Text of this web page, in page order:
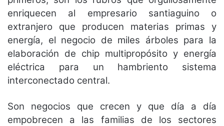
enriquecen al empresario santiaguino o
extranjero que producen materias primas y
energía, el negocio de miles árboles para la
elaboración de chip multipropósito y energía
eléctrica para un hambriento sistema
interconectado central.
Son negocios que crecen y que día a día
empobrecen a las familias de los sectores